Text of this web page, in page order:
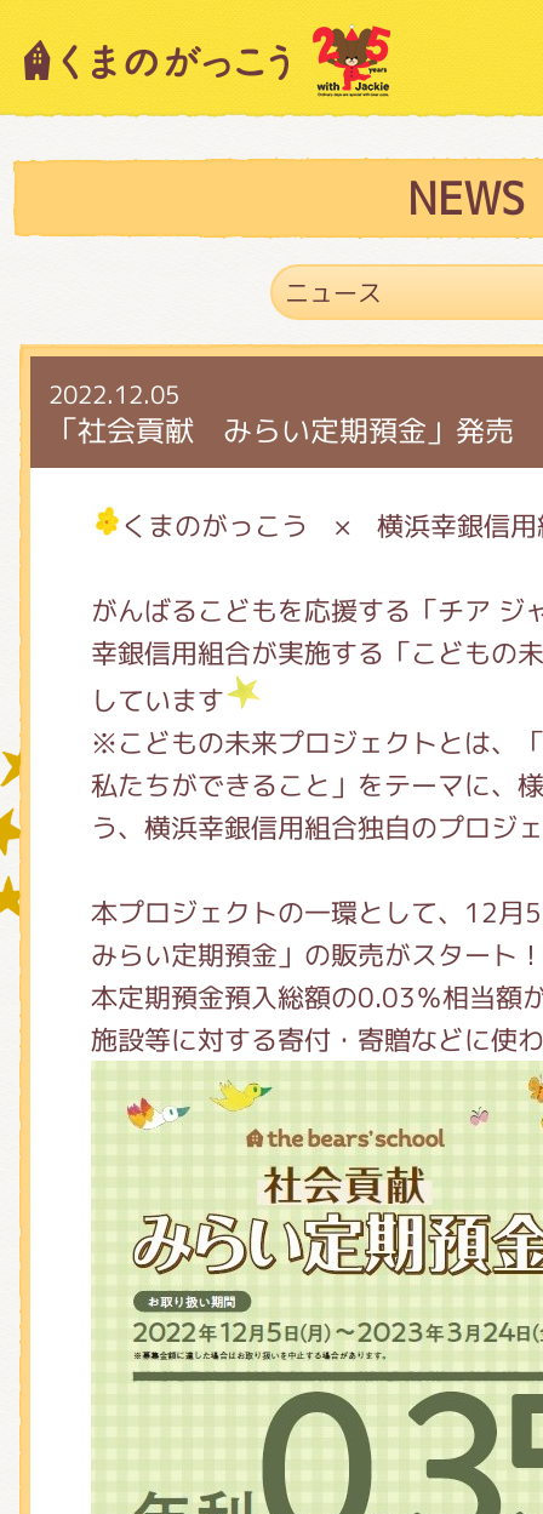
NEWS
2022.12.05
「社会貢献 みらい定期預金」発売
くまのがっこう × 横浜幸銀信用
がんばるこどもを応援する「チア ジ
幸銀信用組合が実施する「こどもの
しています
※こどもの未来プロジェクトとは、
私たちができること」をテーマに、
う、横浜幸銀信用組合独自のプロジ
本プロジェクトの一環として、12月
みらい定期預金」の販売がスタート！
本定期預金預入総額の0.03％相当額
施設等に対する寄付・寄贈などに使
キャラクター紹介
スタッフブログ
絵本・作家紹介
ショップインフォメーション
グッズインフォメーション
ミュージカル・コンサート
チア ジャッキーズ！
くまのがっこう しょくいんしつ
くまのがっこう 家庭科部